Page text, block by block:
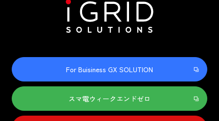
For Buisiness GX SOLUTION
スマ電ウィークエンドゼロ